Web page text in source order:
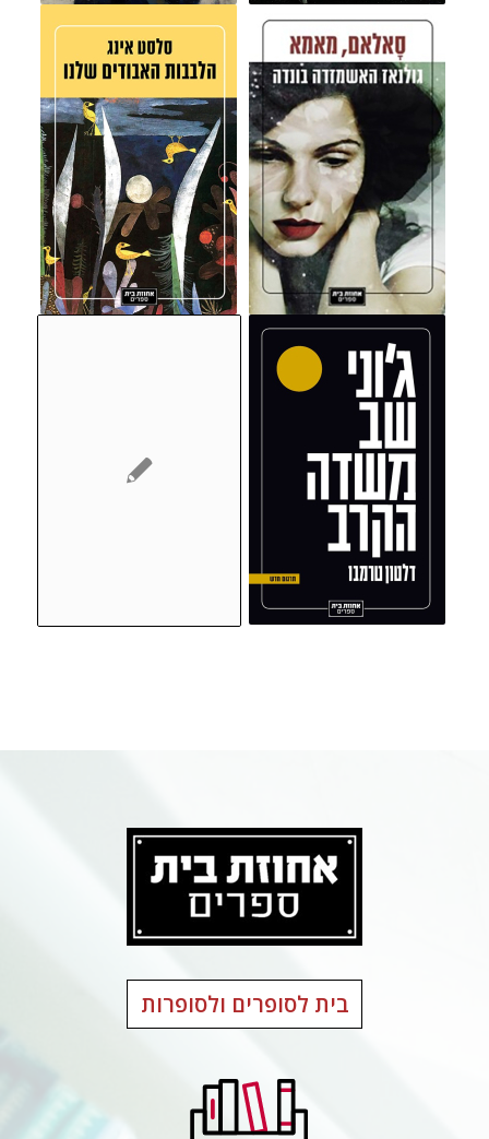
בית לסופרים ולסופרות